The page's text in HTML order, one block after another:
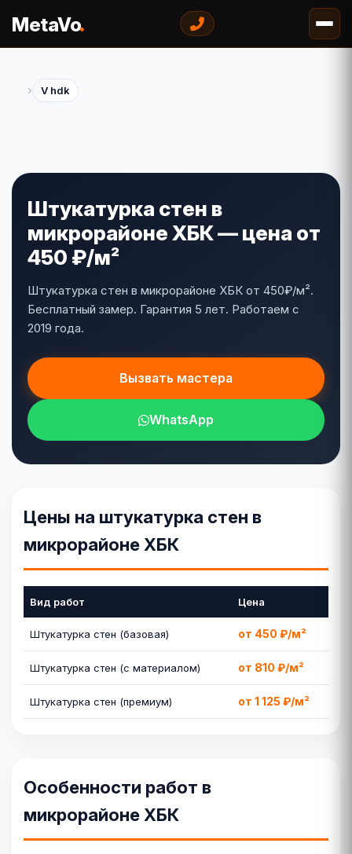
MetaVo.
› V hdk
Штукатурка стен в
микрорайоне ХБК — цена от
450 ₽/м²
Штукатурка стен в микрорайоне ХБК от 450₽/м².
Бесплатный замер. Гарантия 5 лет. Работаем с
2019 года.
Вызвать мастера
WhatsApp
Цены на штукатурка стен в
микрорайоне ХБК
Вид работ Цена
Штукатурка стен (базовая) от 450 ₽/м²
Штукатурка стен (с материалом) от 810 ₽/м²
Штукатурка стен (премиум) от 1 125 ₽/м²
Особенности работ в
микрорайоне ХБК